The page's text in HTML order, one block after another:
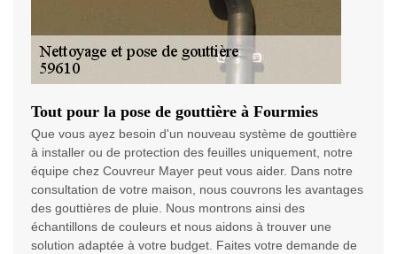
Tout pour la pose de gouttière à Fourmies
Que vous ayez besoin d'un nouveau système de gouttière
à installer ou de protection des feuilles uniquement, notre
équipe chez Couvreur Mayer peut vous aider. Dans notre
consultation de votre maison, nous couvrons les avantages
des gouttières de pluie. Nous montrons ainsi des
échantillons de couleurs et nous aidons à trouver une
solution adaptée à votre budget. Faites votre demande de